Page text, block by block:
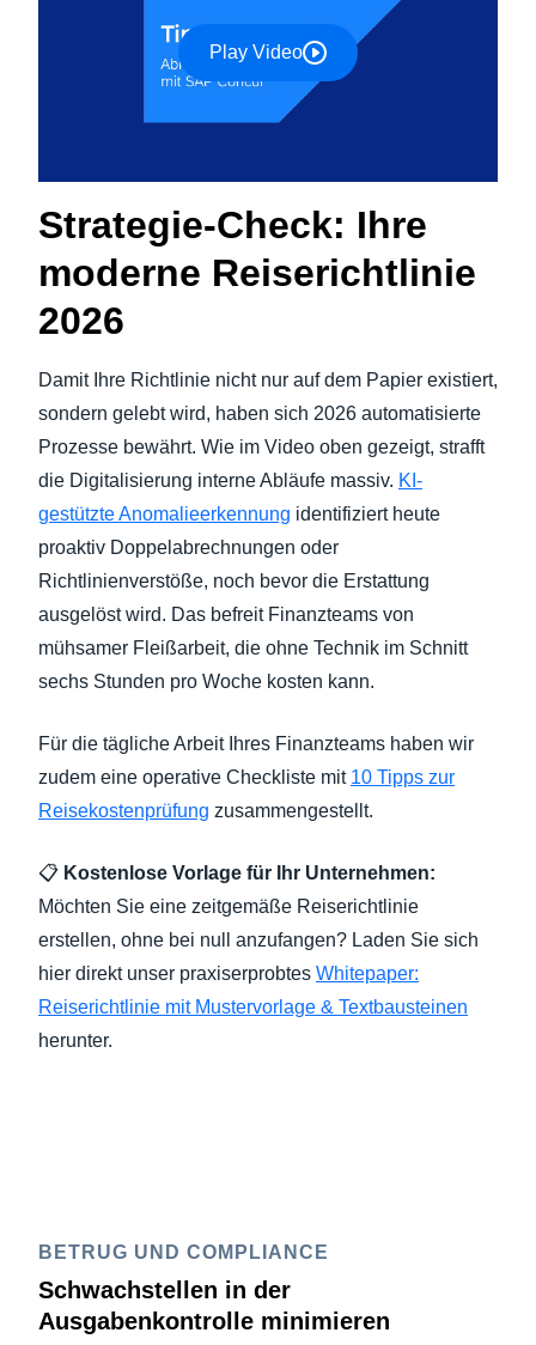
Play Video
Strategie-Check: Ihre
moderne Reiserichtlinie
2026
Damit Ihre Richtlinie nicht nur auf dem Papier existiert,
sondern gelebt wird, haben sich 2026 automatisierte
Prozesse bewährt. Wie im Video oben gezeigt, strafft
die Digitalisierung interne Abläufe massiv. KI-
gestützte Anomalieerkennung identifiziert heute
proaktiv Doppelabrechnungen oder
Richtlinienverstöße, noch bevor die Erstattung
ausgelöst wird. Das befreit Finanzteams von
mühsamer Fleißarbeit, die ohne Technik im Schnitt
sechs Stunden pro Woche kosten kann.
Für die tägliche Arbeit Ihres Finanzteams haben wir
zudem eine operative Checkliste mit 10 Tipps zur
Reisekostenprüfung zusammengestellt.
📋 Kostenlose Vorlage für Ihr Unternehmen:
Möchten Sie eine zeitgemäße Reiserichtlinie
erstellen, ohne bei null anzufangen? Laden Sie sich
hier direkt unser praxiserprobtes Whitepaper:
Reiserichtlinie mit Mustervorlage & Textbausteinen
herunter.
BETRUG UND COMPLIANCE
Schwachstellen in der
Ausgabenkontrolle minimieren